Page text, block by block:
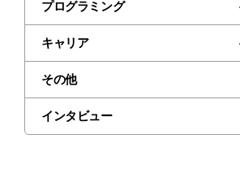
プログラミング
キャリア
その他
インタビュー